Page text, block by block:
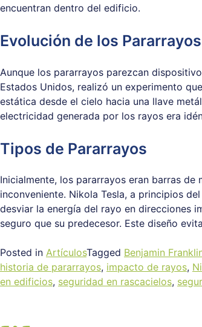
encuentran dentro del edificio.
Evolución de los Pararrayos
Aunque los pararrayos parezcan
Estados Unidos, realizó un experimento
estática desde el cielo hacia una llave
electricidad generada por los rayos era
Tipos de Pararrayos
Inicialmente, los pararrayos eran barras
inconveniente. Nikola Tesla, a principios
desviar la energía del rayo en direcciones
seguro que su predecesor. Este diseño
Posted in ArtículosTagged Benjamin
historia de pararrayos, impacto de rayos,
en edificios, seguridad en rascacielos,